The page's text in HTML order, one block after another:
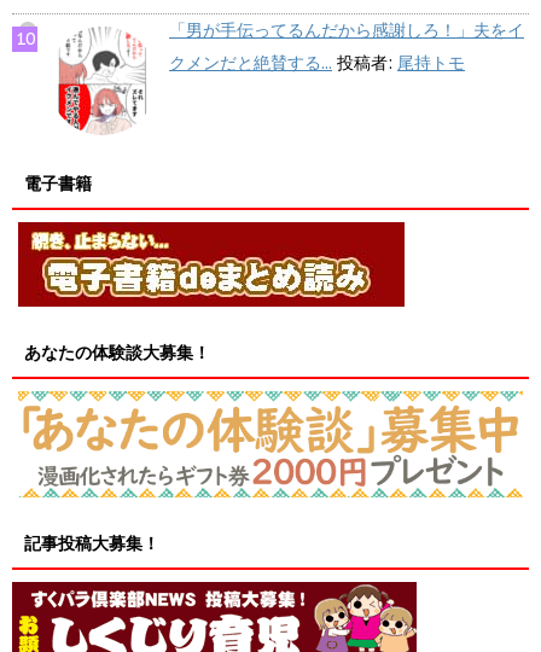
「男が手伝ってるんだから感謝しろ！」夫をイ
クメンだと絶賛する... 投稿者: 尾持トモ
電子書籍
あなたの体験談大募集！
記事投稿大募集！